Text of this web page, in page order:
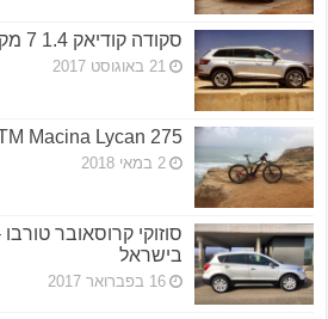
סקודה קודיאק 1.4 7 מקומות – ילדים זה שמחה
21 באוגוסט 2017
KTM Macina Lycan 275 – עליה וכייף בה
2 במאי 2018
בישראל
16 בפברואר 2017